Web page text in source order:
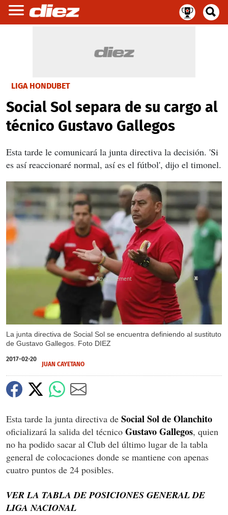
LIGA HONDUBET
Social Sol separa de su cargo al
técnico Gustavo Gallegos
Esta tarde le comunicará la junta directiva la decisión. 'Si
es así reaccionaré normal, así es el fútbol', dijo el timonel.
La junta directiva de Social Sol se encuentra definiendo al sustituto
de Gustavo Gallegos. Foto DIEZ
X
2017-02-20
JUAN CAYETANO
Esta tarde la junta directiva de Social Sol de Olanchito
oficializará la salida del técnico Gustavo Gallegos, quien
no ha podido sacar al Club del último lugar de la tabla
general de colocaciones donde se mantiene con apenas
cuatro puntos de 24 posibles.
VER LA TABLA DE POSICIONES GENERAL DE
LIGA NACIONAL